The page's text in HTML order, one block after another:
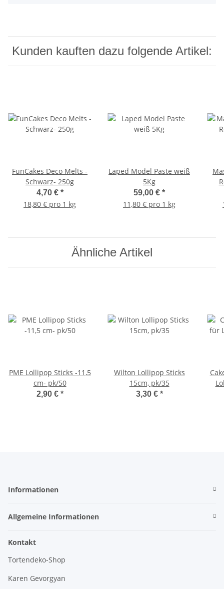
Kunden kauften dazu folgende Artikel:
FunCakes Deco Melts -
Schwarz- 250g
4,70 € *
18,80 € pro 1 kg
Laped Model Paste weiß
5Kg
59,00 € *
11,80 € pro 1 kg
Ähnliche Artikel
PME Lollipop Sticks -11,5
cm- pk/50
2,90 € *
Wilton Lollipop Sticks
15cm, pk/35
3,30 € *
Informationen
Allgemeine Informationen
Kontakt
Tortendeko-Shop
Karen Gevorgyan